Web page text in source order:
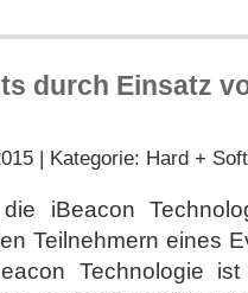
durch Einsatz
| Kategorie: Hard + Soft
iBeacon
Teilnehmern eines
Technologie